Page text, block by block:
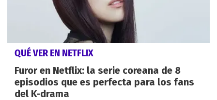
QUÉ VER EN NETFLIX
Furor en Netflix: la serie coreana de 8
episodios que es perfecta para los fans
del K-drama